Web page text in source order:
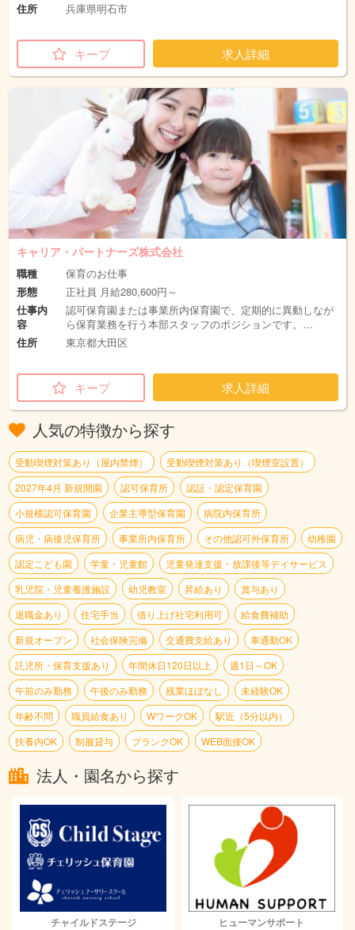
住所 兵庫県明石市
キープ 求人詳細
キャリア・パートナーズ株式会社
職種
保育のお仕事
形態
正社員 月給280,600円～
仕事内
容
認可保育園または事業所内保育園で、定期的に異動しなが
ら保育業務を行う本部スタッフのポジションです。…
住所
東京都大田区
キープ 求人詳細
人気の特徴から探す
受動喫煙対策あり（屋内禁煙）
受動喫煙対策あり（喫煙室設置）
2027年4月 新規開園
認可保育所
認証・認定保育園
小規模認可保育園
企業主導型保育園
病院内保育所
病児・病後児保育所
事業所内保育所 その他認可外保育所
幼稚園
認定こども園
学童・児童館
児童発達支援・放課後等デイサービス
乳児院・児童養護施設
幼児教室 昇給あり
賞与あり
退職金あり
住宅手当 借り上げ社宅利用可
給食費補助
新規オープン
社会保険完備 交通費支給あり
車通勤OK
託児所・保育支援あり
年間休日120日以上
週1日～OK
午前のみ勤務
午後のみ勤務 残業ほぼなし
未経験OK
年齢不問
職員給食あり WワークOK
駅近（5分以内）
扶養内OK
制服貸与 ブランクOK WEB面接OK
法人・園名から探す
チャイルドステージ ヒューマンサポート